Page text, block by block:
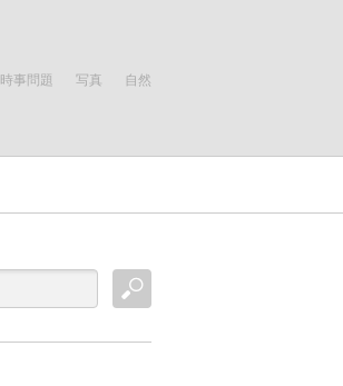
時事問題 写真 自然